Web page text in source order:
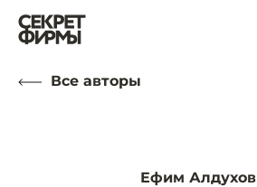
Все авторы
Ефим Алдухов